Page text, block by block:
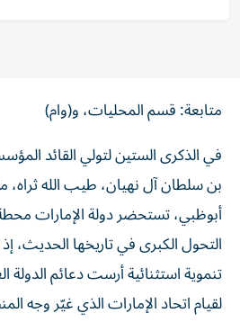
متابعة: قسم المحليات، و(وام)
في الذكرى الستين لتولي القائد
بن سلطان آل نهيان، طيب الله ثراه،
أبوظبي، تستحضر دولة الإمارات
التحول الكبرى في تاريخها الحديث،
تنموية استثنائية أرست دعائم
لقيام اتحاد الإمارات الذي غيّر وجه